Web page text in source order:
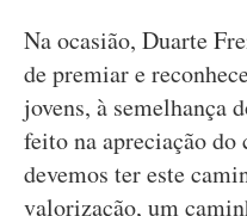
Na ocasião, Duarte
de premiar e
jovens, à semelhança
feito na apreciação do
devemos ter este
valorização, um